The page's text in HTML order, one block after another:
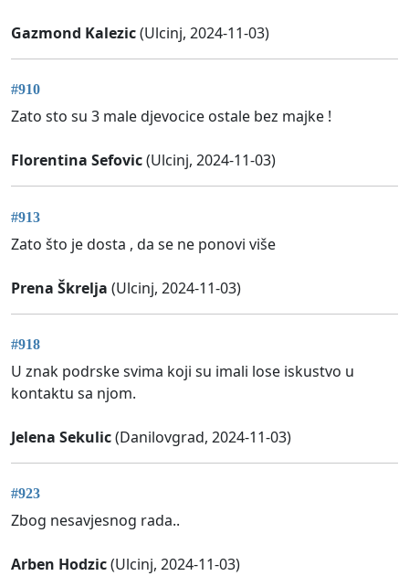
Gazmond Kalezic(Ulcinj, 2024-11-03)
#910
Zato sto su 3 male djevocice ostale bez majke !
Florentina Sefovic(Ulcinj, 2024-11-03)
#913
Zato što je dosta , da se ne ponovi više
Prena Škrelja (Ulcinj, 2024-11-03)
#918
U znak podrske svima koji su imali lose iskustvo u
kontaktu sa njom.
Jelena Sekulic(Danilovgrad, 2024-11-03)
#923
Zbog nesavjesnog rada..
Arben Hodzic(Ulcinj, 2024-11-03)